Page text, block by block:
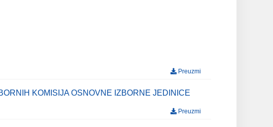
Preuzmi
KOMISIJA OSNOVNE IZBORNE JEDINICE
Preuzmi